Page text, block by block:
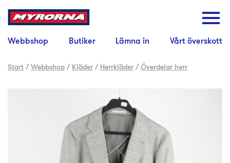
Webbshop Butiker Lämna in Vårt överskott
Start /Webbshop / Kläder / Herrkläder /Överdelar herr